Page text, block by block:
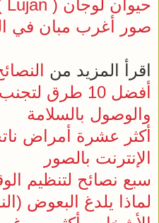
حيوان لوجان ( Lujan ) في الأرجنتين
صور أغرب مبان في
اقرأ المزيد من
أفضل 10 طرق
والوصول بالسلامة
أكثر عشرة أمراض
الإنترنت بالصور
سبع نصائح لتنظيم
لماذا يلدغ البعوض